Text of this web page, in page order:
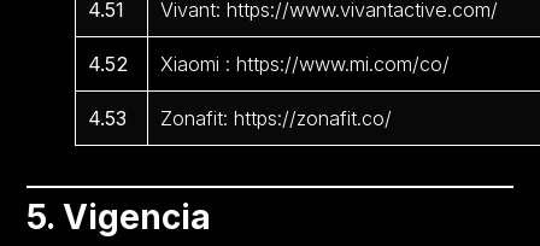
4.51 Vivant: https://www.vivantactive.com/
4.52 Xiaomi : https://www.mi.com/co/
4.53 Zonafit: https://zonafit.co/
5. Vigencia